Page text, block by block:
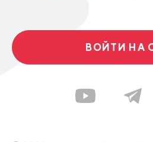
ВОЙТИ НА